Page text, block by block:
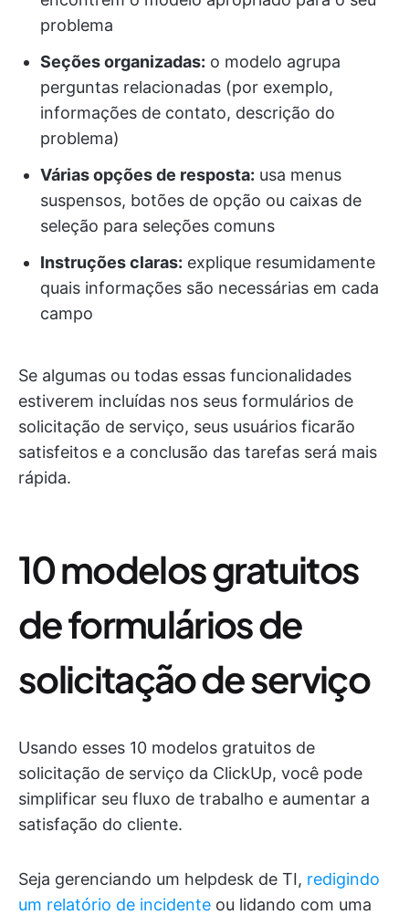
problema
Seções organizadas: o modelo agrupa
perguntas relacionadas (por exemplo,
informações de contato, descrição do
problema)
Várias opções de resposta: usa menus
suspensos, botões de opção ou caixas de
seleção para seleções comuns
Instruções claras: explique resumidamente
quais informações são necessárias em cada
campo
Se algumas ou todas essas funcionalidades
estiverem incluídas nos seus formulários de
solicitação de serviço, seus usuários ficarão
satisfeitos e a conclusão das tarefas será mais
rápida.
10 modelos gratuitos
de formulários de
solicitação de serviço
Usando esses 10 modelos gratuitos de
solicitação de serviço da ClickUp, você pode
simplificar seu fluxo de trabalho e aumentar a
satisfação do cliente.
Seja gerenciando um helpdesk de TI, redigindo
um relatório de incidente ou lidando com uma